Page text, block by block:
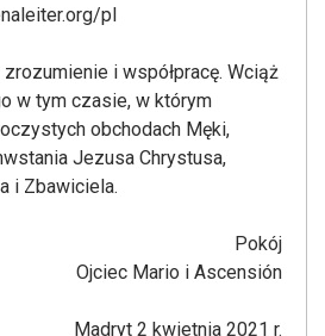
pl
i współpracę. Wciąż
w tym czasie, w którym
obchodach Męki,
Jezusa Chrystusa,
i Zbawiciela.
Pokój
Ojciec Mario i Ascensión
Madryt 2 kwietnia 2021 r.